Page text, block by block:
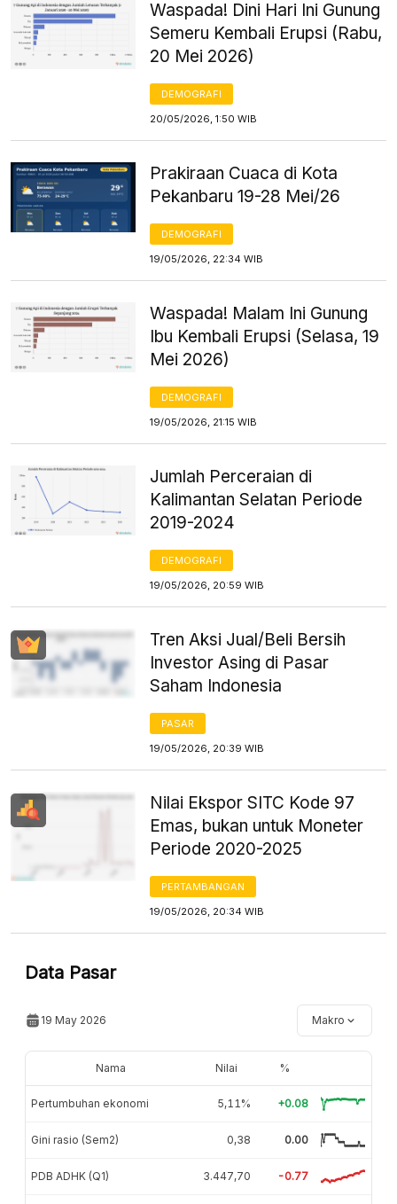
Waspada! Dini Hari Ini Gunung
Semeru Kembali Erupsi (Rabu,
20 Mei 2026)
DEMOGRAFI
20/05/2026, 1:50 WIB
Prakiraan Cuaca di Kota
Pekanbaru 19-28 Mei/26
DEMOGRAFI
19/05/2026, 22:34 WIB
Waspada! Malam Ini Gunung
Ibu Kembali Erupsi (Selasa, 19
Mei 2026)
DEMOGRAFI
19/05/2026, 21:15 WIB
Jumlah Perceraian di
Kalimantan Selatan Periode
2019-2024
DEMOGRAFI
19/05/2026, 20:59 WIB
Tren Aksi Jual/Beli Bersih
Investor Asing di Pasar
Saham Indonesia
PASAR
19/05/2026, 20:39 WIB
Nilai Ekspor SITC Kode 97
Emas, bukan untuk Moneter
Periode 2020-2025
PERTAMBANGAN
19/05/2026, 20:34 WIB
Data Pasar
19 May 2026 Makro
Nama Nilai %
Pertumbuhan ekonomi 5,11% +0.08
Gini rasio (Sem2) 0,38 0.00
PDB ADHK (Q1) 3.447,70 -0.77